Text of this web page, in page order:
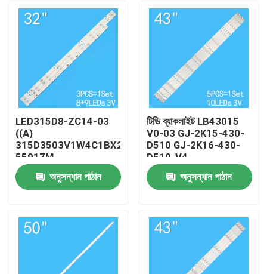
বাড়ি
LED315D8-ZC14-03
((A)
315D3503V1W4C1BX2-
55917M
30331509207 এর জন্য
টিভি ব্যাকলাইটঅনুসন্ধান পাঠান
টিভি ব্যাকলাইট LB43015
V0-03 GJ-2K15-430-
D510 GJ-2K16-430-
D510-V4
অনুসন্ধান পাঠান